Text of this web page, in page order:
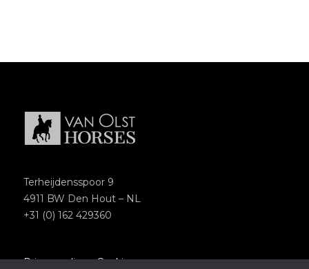
Terheijdensspoor 9
4911 BW Den Hout – NL
+31 (0) 162 429360
Privacypolicy–Cookies